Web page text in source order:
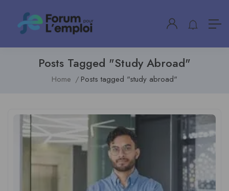
Posts Tagged "study Abroad"
Home Posts tagged "study abroad"